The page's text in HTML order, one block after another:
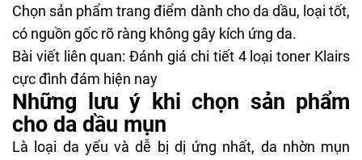
Chọn sản phẩm trang điểm dành cho da dầu, loại tốt,
có nguồn gốc rõ ràng không gây kích ứng da.
Bài viết liên quan:Đánh giá chi tiết 4 loại toner Klairs
cực đình đám hiện nay
Những lưu ý khi chọn sản phẩm
cho da dầu mụn
Là loại da yếu và dễ bị dị ứng nhất, da nhờn mụn